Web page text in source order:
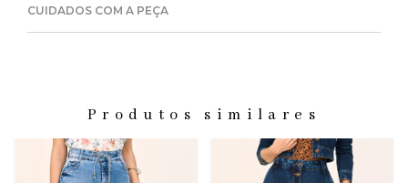
CUIDADOS COM A PEÇA
Produtos similares